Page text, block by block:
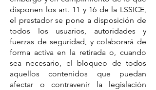
disponen los art. 11 y 16 de la LSSICE,
el prestador se pone a disposición de
todos los usuarios, autoridades y
fuerzas de seguridad, y colaborará de
forma activa en la retirada o, cuando
sea necesario, el bloqueo de todos
aquellos contenidos que puedan
afectar o contravenir la legislación